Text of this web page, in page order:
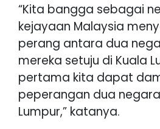
“Kita bangga sebagai
kejayaan Malaysia
perang antara dua
mereka setuju di Kuala
pertama kita dapat
peperangan dua
Lumpur,” katanya.